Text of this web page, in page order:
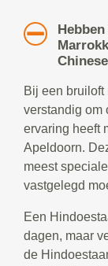
Bij een
verstandig om
ervaring heeft
Apeldoorn.
meest
vastgelegd
Een
dagen, maar
de